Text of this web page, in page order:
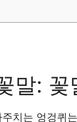
말: 꽃
치는 엉겅퀴